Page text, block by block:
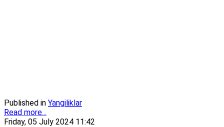
Published in Yangiliklar
Read more...
Friday, 05 July 2024 11:42